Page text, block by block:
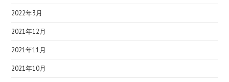
2022年3月
2021年12月
2021年11月
2021年10月